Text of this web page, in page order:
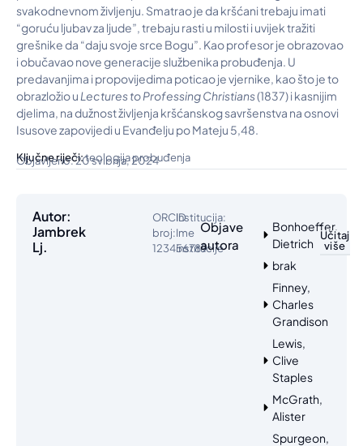
svakodnevnom življenju. Smatrao je da kršćani trebaju imati
“goruću ljubav za ljude”, trebaju rasti u milosti i uvijek tražiti
grešnike da “daju svoje srce Bogu”. Kao profesor je obrazovao
i obučavao nove generacije službenika probuđenja. U
predavanjima i propovijedima poticao je vjernike, kao što je to
obrazložio u Lectures to Professing Christians(1837) i kasnijim
djelima, na dužnost življenja kršćanskog savršenstva na osnovi
Isusove zapovijedi u Evanđelju po Mateju 5,48.
Ključne riječi:teologija probuđenja
Objavljeno: 20 svibnja, 2024
Autor:
Jambrek
Lj.
ORCID
broj:
123456789
Institucija:
Ime
institucije
Objave
autora
Bonhoeffer,
Dietrich
brak
Finney,
Charles
Grandison
Lewis,
Clive
Staples
McGrath,
Alister
Spurgeon,
Učitaj
više